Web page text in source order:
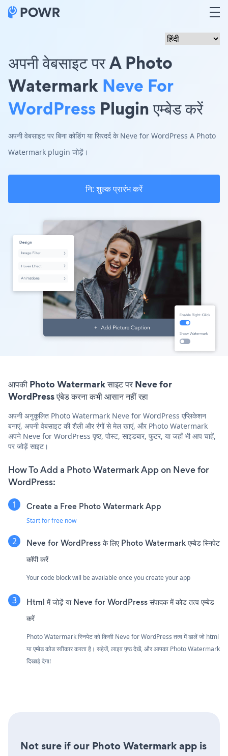
अपनी वेबसाइट पर A Photo
Watermark Neve For
WordPress Plugin एम्बेड करें
अपनी वेबसाइट पर बिना कोडिंग या सिरदर्द के Neve for WordPress A Photo
Watermark plugin जोड़ें।
नि: शुल्क प्रारंभ करें
आपकी Photo Watermark साइट पर Neve for
WordPress एंबेड करना कभी आसान नहीं रहा
अपनी अनुकूलित Photo Watermark Neve for WordPress एप्लिकेशन
बनाएं, अपनी वेबसाइट की शैली और रंगों से मेल खाएं, और Photo Watermark
अपने Neve for WordPress पृष्ठ, पोस्ट, साइडबार, फुटर, या जहाँ भी आप चाहें,
पर जोड़ें साइट।
How To Add a Photo Watermark App on Neve for
WordPress:
Create a Free Photo Watermark App
Start for free now
Neve for WordPress के लिए Photo Watermark एम्बेड स्निपेट
कॉपी करें
Your code block will be available once you create your app
Html में जोड़ें या Neve for WordPress संपादक में कोड तत्व एम्बेड
करें
Photo Watermark स्निपेट को किसी Neve for WordPress तत्व में डालें जो html
या एम्बेड कोड स्वीकार करता है। सहेजें, लाइव पृष्ठ देखें, और आपका Photo Watermark
दिखाई देगा!
Not sure if our Photo Watermark app is